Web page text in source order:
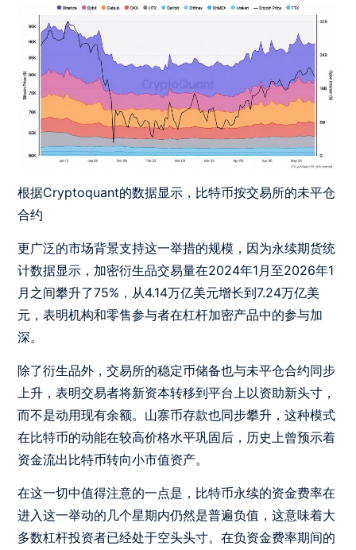
根据Cryptoquant的数据显示，比特币按交易所的未平仓
合约
更广泛的市场背景支持这一举措的规模，因为永续期货统
计数据显示，加密衍生品交易量在2024年1月至2026年1
月之间攀升了75%，从4.14万亿美元增长到7.24万亿美
元，表明机构和零售参与者在杠杆加密产品中的参与加
深。
除了衍生品外，交易所的稳定币储备也与未平仓合约同步
上升，表明交易者将新资本转移到平台上以资助新头寸，
而不是动用现有余额。山寨币存款也同步攀升，这种模式
在比特币的动能在较高价格水平巩固后，历史上曾预示着
资金流出比特币转向小市值资产。
在这一切中值得注意的一点是，比特币永续的资金费率在
进入这一举动的几个星期内仍然是普遍负值，这意味着大
多数杠杆投资者已经处于空头头寸。在负资金费率期间的